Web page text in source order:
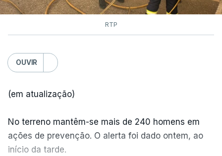
RTP
OUVIR
(em atualização)
No terreno mantêm-se mais de 240 homens em
ações de prevenção. O alerta foi dado ontem, ao
início da tarde.